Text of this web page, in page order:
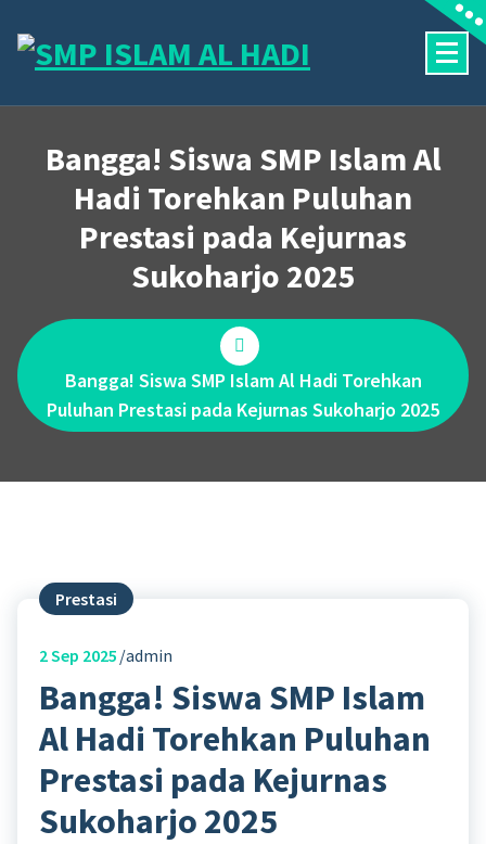
content
Bangga! Siswa SMP Islam Al
Hadi Torehkan Puluhan
Prestasi pada Kejurnas
Sukoharjo 2025
Bangga! Siswa SMP Islam Al Hadi Torehkan
Puluhan Prestasi pada Kejurnas Sukoharjo 2025
Prestasi
2Sep 2025 admin
Bangga! Siswa SMP Islam
Al Hadi Torehkan Puluhan
Prestasi pada Kejurnas
Sukoharjo 2025